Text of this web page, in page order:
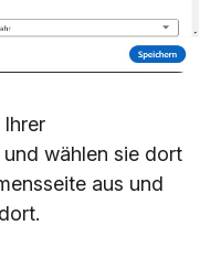
wählen sie dort
aus und